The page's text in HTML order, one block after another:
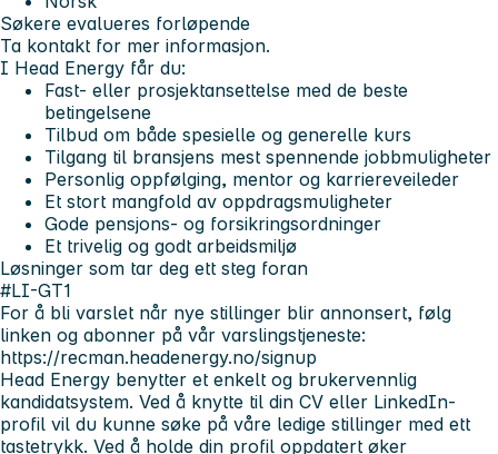
Søkere evalueres forløpende
Ta kontakt for mer informasjon.
I Head Energy får du:
Fast- eller prosjektansettelse med de beste
betingelsene
Tilbud om både spesielle og generelle kurs
Tilgang til bransjens mest spennende jobbmuligheter
Personlig oppfølging, mentor og karriereveileder
Et stort mangfold av oppdragsmuligheter
Gode pensjons- og forsikringsordninger
Et trivelig og godt arbeidsmiljø
Løsninger som tar deg ett steg foran
#LI-GT1
For å bli varslet når nye stillinger blir annonsert, følg
linken og abonner på vår varslingstjeneste:
https://recman.headenergy.no/signup
Head Energy benytter et enkelt og brukervennlig
kandidatsystem. Ved å knytte til din CV eller LinkedIn-
profil vil du kunne søke på våre ledige stillinger med ett
tastetrykk. Ved å holde din profil oppdatert øker